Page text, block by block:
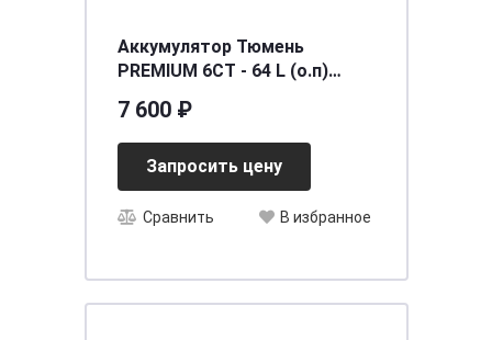
Аккумулятор Тюмень
PREMIUM 6СТ - 64 L (о.п)
7 600 ₽
Запросить цену
Сравнить В избранное